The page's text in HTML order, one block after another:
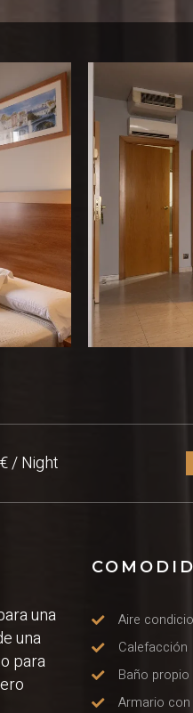
/ Night
una
una
para
⁠Aire
⁠Calefacción
⁠Baño propio
⁠Armario